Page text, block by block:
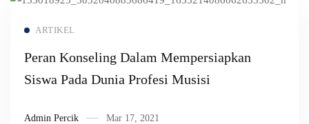
ARTIKEL
Peran Konseling Dalam Mempersiapkan
Siswa Pada Dunia Profesi Musisi
Admin Percik Mar 17, 2021